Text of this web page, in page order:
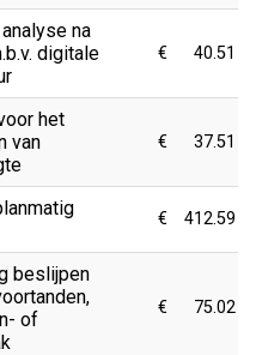
na
digitale
€ 40.51
het
van
€ 37.51
€ 412.59
beslijpen
of
€ 75.02